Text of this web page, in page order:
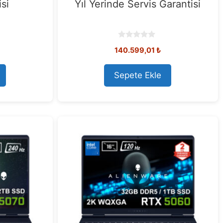
Yıl Yerinde Servis Garantisi
o
t
o
f
5
140.599,01₺
Sepete Ekle